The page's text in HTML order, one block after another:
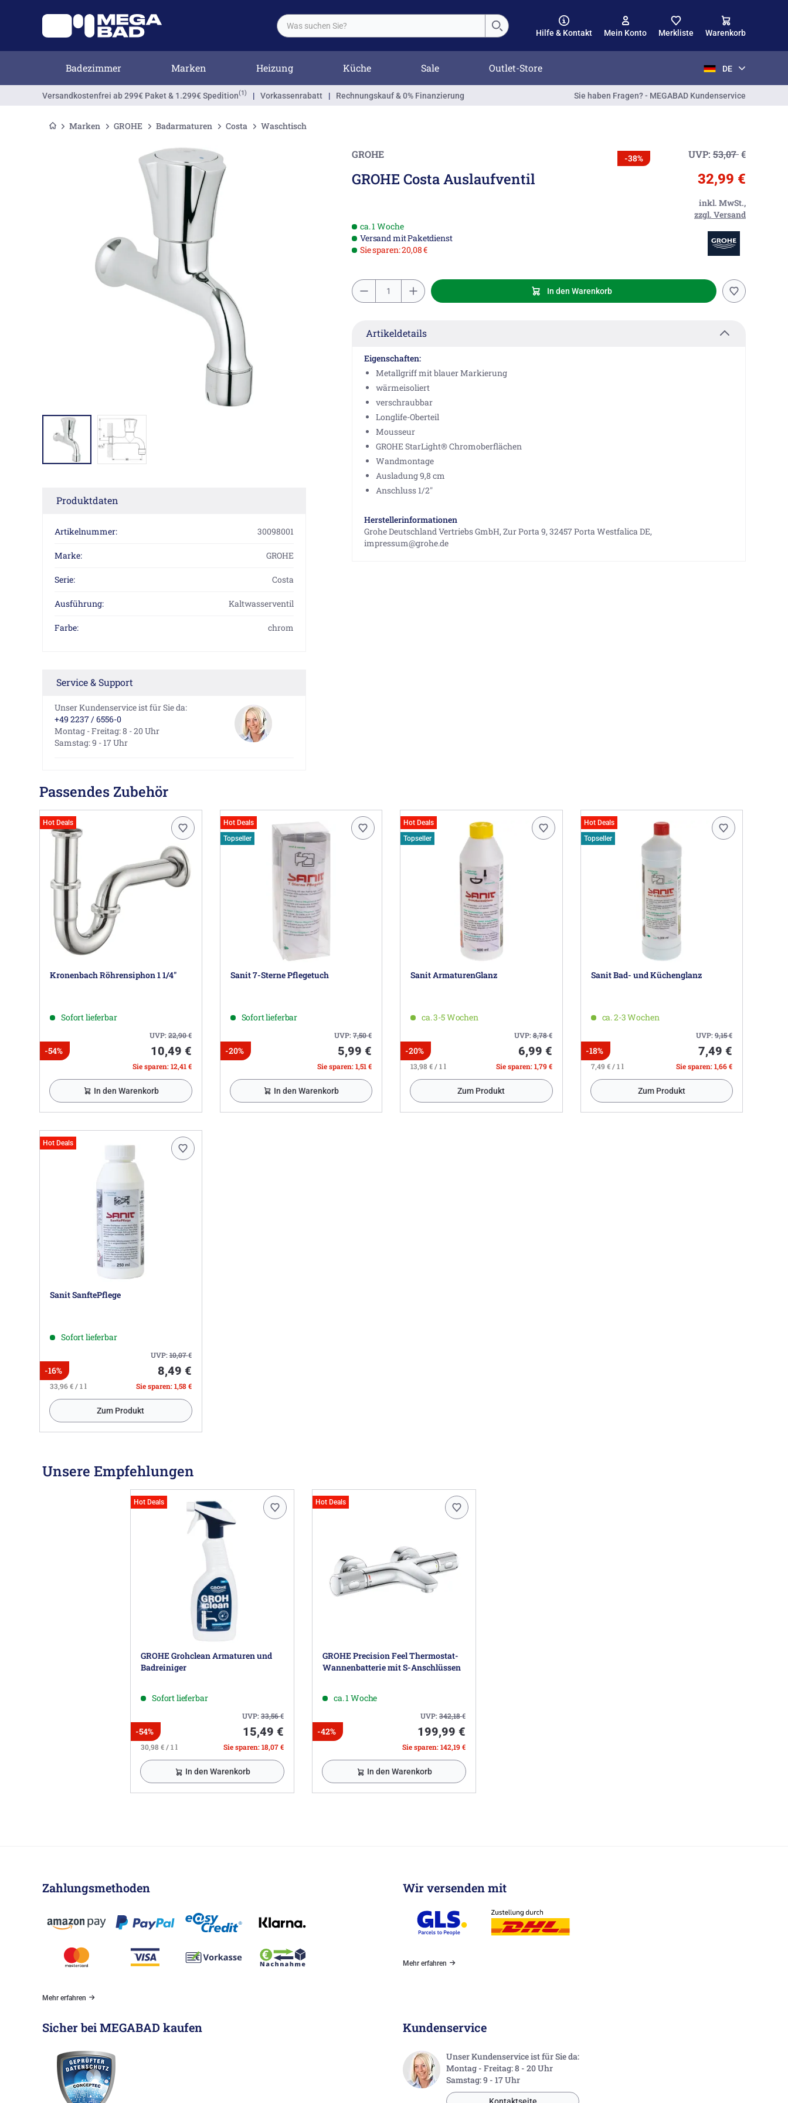
Hilfe & Kontakt Mein Konto Merkliste Warenkorb
Badezimmer Marken Heizung Küche Sale Outlet-Store DE
Versandkostenfrei ab 299€ Paket & 1.299€ Spedition(1) | Vorkassenrabatt | Rechnungskauf & 0% Finanzierung Sie haben Fragen? - MEGABAD Kundenservice
Marken GROHE Badarmaturen Costa Waschtisch
Produktdaten
Artikelnummer: 30098001
Marke: GROHE
Serie: Costa
Ausführung: Kaltwasserventil
Farbe: chrom
Service & Support
Unser Kundenservice ist für Sie da:
+49 2237 / 6556-0
Montag - Freitag: 8 - 20 Uhr
Samstag: 9 - 17 Uhr
GROHE
GROHE Costa Auslaufventil
-38% UVP: 53,07€
32,99 €
inkl. MwSt.,
zzgl. Versand
ca. 1 Woche
Versand mit Paketdienst
Sie sparen: 20,08 €
In den Warenkorb
Artikeldetails
Eigenschaften:
Metallgriff mit blauer Markierung
wärmeisoliert
verschraubbar
Longlife-Oberteil
Mousseur
GROHE StarLight® Chromoberflächen
Wandmontage
Ausladung 9,8 cm
Anschluss 1/2"
Herstellerinformationen
Grohe Deutschland Vertriebs GmbH, Zur Porta 9, 32457 Porta Westfalica DE,
impressum@grohe.de
Passendes Zubehör
Hot Deals
Kronenbach Röhrensiphon 1 1/4"
Sofort lieferbar
UVP:22,90€
-54% 10,49 €
Sie sparen: 12,41 €
In den Warenkorb
Hot Deals
Topseller
Sanit 7-Sterne Pflegetuch
Sofort lieferbar
UVP:7,50€
-20% 5,99 €
Sie sparen: 1,51 €
In den Warenkorb
Hot Deals
Topseller
Sanit ArmaturenGlanz
ca. 3-5 Wochen
UVP:8,78€
-20% 6,99 €
13,98 € / 1 l Sie sparen: 1,79 €
Zum Produkt
Hot Deals
Topseller
Sanit Bad- und Küchenglanz
ca. 2-3 Wochen
UVP:9,15€
-18% 7,49 €
7,49 € / 1 l Sie sparen: 1,66 €
Zum Produkt
Hot Deals
Sanit SanftePflege
Sofort lieferbar
UVP:10,07€
-16% 8,49 €
33,96 € / 1 l Sie sparen: 1,58 €
Zum Produkt
Unsere Empfehlungen
Hot Deals
GROHE Grohclean Armaturen und
Badreiniger
Sofort lieferbar
UVP:33,56€
-54% 15,49 €
30,98 € / 1 l Sie sparen: 18,07 €
In den Warenkorb
Hot Deals
GROHE Precision Feel Thermostat-
Wannenbatterie mit S-Anschlüssen
ca. 1 Woche
UVP:342,18€
-42% 199,99 €
Sie sparen: 142,19 €
In den Warenkorb
Zahlungsmethoden
Mehr erfahren
Wir versenden mit
Mehr erfahren
Sicher bei MEGABAD kaufen Kundenservice
Unser Kundenservice ist für Sie da:
Montag - Freitag: 8 - 20 Uhr
Samstag: 9 - 17 Uhr